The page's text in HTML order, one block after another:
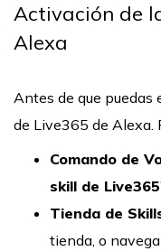
Activación de
Alexa
Antes de que puedas
de Live365 de Alexa.
Comando de
skill de
Tienda de
tienda, o